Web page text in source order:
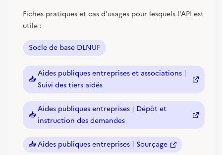
Fiches pratiques et cas d'usages pour lesquels l'API est
utile :
Socle de base DLNUF
📥
Aides publiques entreprises et associations |
Suivi des tiers aidés
📥
Aides publiques entreprises | Dépôt et
instruction des demandes(nouvelle fenêtre)
📥Aides publiques entreprises | Sourçage
(nouvelle fenêtre)